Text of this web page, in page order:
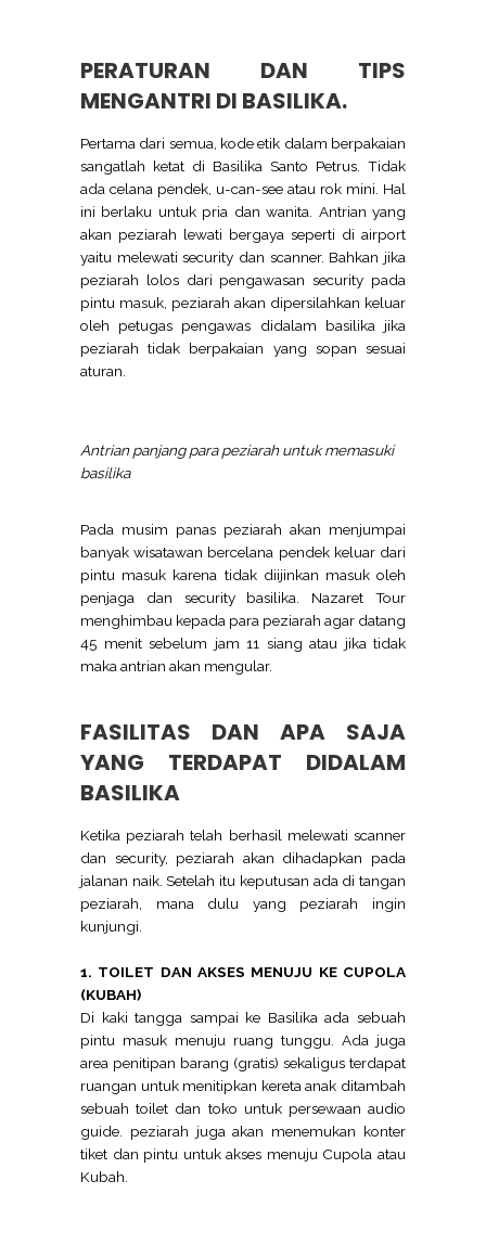
PERATURAN DAN TIPS
MENGANTRI DI BASILIKA.
Pertama dari semua, kode etik dalam berpakaian
sangatlah ketat di Basilika Santo Petrus. Tidak
ada celana pendek, u-can-see atau rok mini. Hal
ini berlaku untuk pria dan wanita. Antrian yang
akan peziarah lewati bergaya seperti di airport
yaitu melewati security dan scanner. Bahkan jika
peziarah lolos dari pengawasan security pada
pintu masuk, peziarah akan dipersilahkan keluar
oleh petugas pengawas didalam basilika jika
peziarah tidak berpakaian yang sopan sesuai
aturan.
Antrian panjang para peziarah untuk memasuki
basilika
Pada musim panas peziarah akan menjumpai
banyak wisatawan bercelana pendek keluar dari
pintu masuk karena tidak diijinkan masuk oleh
penjaga dan security basilika. Nazaret Tour
menghimbau kepada para peziarah agar datang
45 menit sebelum jam 11 siang atau jika tidak
maka antrian akan mengular.
FASILITAS DAN APA SAJA
YANG TERDAPAT DIDALAM
BASILIKA
Ketika peziarah telah berhasil melewati scanner
dan security, peziarah akan dihadapkan pada
jalanan naik. Setelah itu keputusan ada di tangan
peziarah, mana dulu yang peziarah ingin
kunjungi.
1. TOILET DAN AKSES MENUJU KE CUPOLA
(KUBAH)
Di kaki tangga sampai ke Basilika ada sebuah
pintu masuk menuju ruang tunggu. Ada juga
area penitipan barang (gratis) sekaligus terdapat
ruangan untuk menitipkan kereta anak ditambah
sebuah toilet dan toko untuk persewaan audio
guide. peziarah juga akan menemukan konter
tiket dan pintu untuk akses menuju Cupola atau
Kubah.